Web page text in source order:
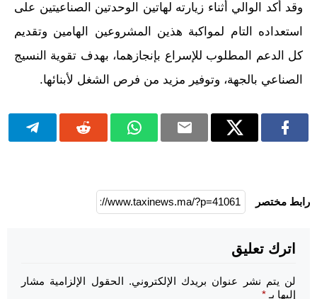
وقد أكد الوالي أثناء زيارته لهاتين الوحدتين الصناعيتين على
استعداده التام لمواكبة هذين المشروعين الهامين وتقديم
كل الدعم المطلوب للإسراع بإنجازهما، بهدف تقوية النسيج
الصناعي بالجهة، وتوفير مزيد من فرص الشغل لأبنائها.
رابط مختصر
اترك تعليق
لن يتم نشر عنوان بريدك الإلكتروني. الحقول الإلزامية مشار
إليها بـ *